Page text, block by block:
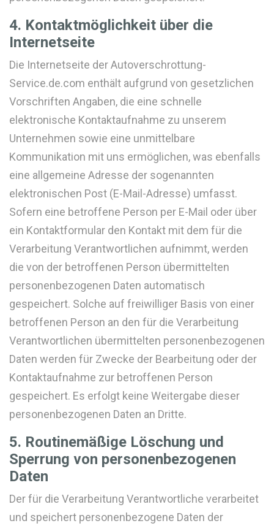
4. Kontaktmöglichkeit über die
Internetseite
Die Internetseite der Autoverschrottung-
Service.de.com enthält aufgrund von gesetzlichen
Vorschriften Angaben, die eine schnelle
elektronische Kontaktaufnahme zu unserem
Unternehmen sowie eine unmittelbare
Kommunikation mit uns ermöglichen, was ebenfalls
eine allgemeine Adresse der sogenannten
elektronischen Post (E-Mail-Adresse) umfasst.
Sofern eine betroffene Person per E-Mail oder über
ein Kontaktformular den Kontakt mit dem für die
Verarbeitung Verantwortlichen aufnimmt, werden
die von der betroffenen Person übermittelten
personenbezogenen Daten automatisch
gespeichert. Solche auf freiwilliger Basis von einer
betroffenen Person an den für die Verarbeitung
Verantwortlichen übermittelten personenbezogenen
Daten werden für Zwecke der Bearbeitung oder der
Kontaktaufnahme zur betroffenen Person
gespeichert. Es erfolgt keine Weitergabe dieser
personenbezogenen Daten an Dritte.
5. Routinemäßige Löschung und
Sperrung von personenbezogenen
Daten
Der für die Verarbeitung Verantwortliche verarbeitet
und speichert personenbezogene Daten der